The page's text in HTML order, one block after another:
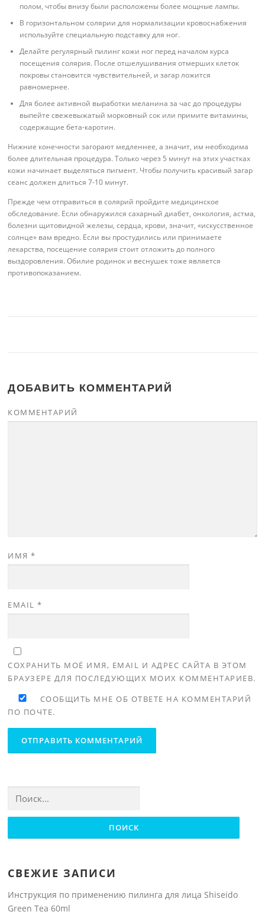
полом, чтобы внизу были расположены более мощные лампы.
В горизонтальном солярии для нормализации кровоснабжения
используйте специальную подставку для ног.
Делайте регулярный пилинг кожи ног перед началом курса
посещения солярия. После отшелушивания отмерших клеток
покровы становится чувствительней, и загар ложится
равномернее.
Для более активной выработки меланина за час до процедуры
выпейте свежевыжатый морковный сок или примите витамины,
содержащие бета-каротин.
Нижние конечности загорают медленнее, а значит, им необходима
более длительная процедура. Только через 5 минут на этих участках
кожи начинает выделяться пигмент. Чтобы получить красивый загар
сеанс должен длиться 7-10 минут.
Прежде чем отправиться в солярий пройдите медицинское
обследование. Если обнаружился сахарный диабет, онкология, астма,
болезни щитовидной железы, сердца, крови, значит, «искусственное
солнце» вам вредно. Если вы простудились или принимаете
лекарства, посещение солярия стоит отложить до полного
выздоровления. Обилие родинок и веснушек тоже является
противопоказанием.
ДОБАВИТЬ КОММЕНТАРИЙ
КОММЕНТАРИЙ
ИМЯ*
EMAIL*
СОХРАНИТЬ МОЁ ИМЯ, EMAIL И АДРЕС САЙТА В ЭТОМ
БРАУЗЕРЕ ДЛЯ ПОСЛЕДУЮЩИХ МОИХ КОММЕНТАРИЕВ.
СООБЩИТЬ МНЕ ОБ ОТВЕТЕ НА КОММЕНТАРИЙ
ПО ПОЧТЕ.
СВЕЖИЕ ЗАПИСИ
Инструкция по применению пилинга для лица Shiseido
Green Tea 60ml